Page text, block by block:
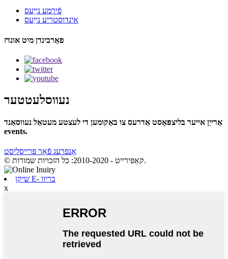
פֿירמע נייַעס
אינדוסטריע נייַעס
פאַרבינדן מיט אונדז
נעווסלעטטער
אַרייַן אייער בליצפּאָסט אַדרעס צו באַקומען די לעצטע מעטאַל נעווסאַנד
events.
אָנפרעג פֿאַר פּרייסליסט
© קאַפּירייט - 2010-2020: כל הזכויות שמורות.
שיקן E- בריוו
x